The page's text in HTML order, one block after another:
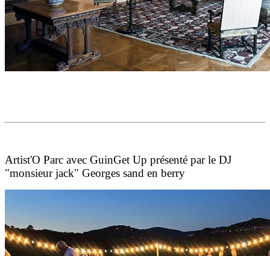
Artist'O Parc avec GuinGet Up présenté par le DJ
"monsieur jack" Georges sand en berry